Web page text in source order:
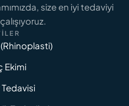
size en iyi tedaviyi
Ekimi
Tedavisi